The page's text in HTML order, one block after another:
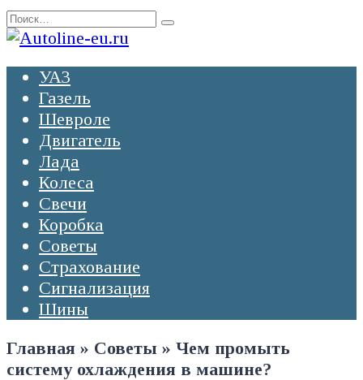
Перейти
к
Search
for:
УАЗ
Газель
Шевроле
Двигатель
Лада
Колеса
Свечи
Коробка
Советы
Страхование
Сигнализация
Шины
Главная » Советы » Чем промыть
систему охлаждения в машине?